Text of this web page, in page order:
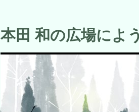
テ
ン
本田 和の広場によ